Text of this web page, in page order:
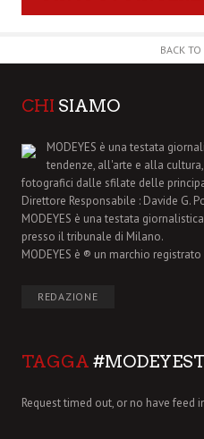
BACK TO
CHI SIAMO
MODEYES è una testata
tendenze, all'arte e alla
fotografici dalle sfilate delle
Direttore Responsabile : Davide G.
MODEYES è una testata
presso il tribunale di Milano.
MODEYES è ® un marchio registrato
REDAZIONE
TAGGA
Request timed out, or no have feed